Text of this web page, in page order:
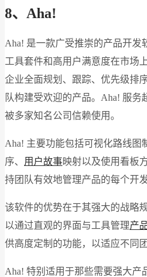
8、Aha!
Aha! 是一款广受推崇的产品开发
工具套件和高用户满意度在市场
企业全面规划、跟踪、优先级排
队构建受欢迎的产品。Aha! 服务
被多家知名公司信赖使用。
Aha! 主要功能包括可视化路线图
序、 用户故事映射以及使用看板
持团队有效地管理产品的每个开
该软件的优势在于其强大的战略
以通过直观的界面与工具管理产
供高度定制的功能，以适应不同
Aha! 特别适用于那些需要强大产